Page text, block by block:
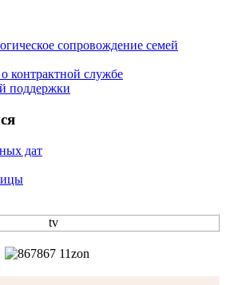
сопровождение семей
контрактной службе
поддержки
дат